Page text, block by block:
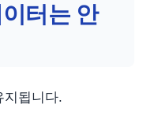
터는 안
지됩니다.